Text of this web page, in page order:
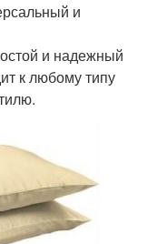
и
и надежный
к любому типу